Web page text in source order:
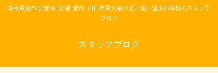
車検最短60分豊橋･安城･豊田･四日市最大級の安い速い速太郎車検のスタッフ
ブログ
スタッフブログ